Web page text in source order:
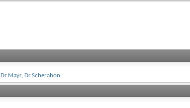
Dr.Mayr, Dr.Scherabon